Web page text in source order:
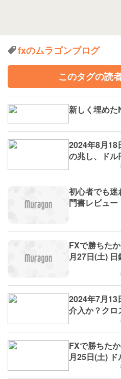
fxのムラゴンブログ
このタグの読
新しく埋め
2024年8月18
の兆し、ドル
初心者でも迷
門書レビュー
FXで勝ちた
月27日(土)
2024年7月13
介入か？クロ
FXで勝ちた
月25日(土)
を超えるか？